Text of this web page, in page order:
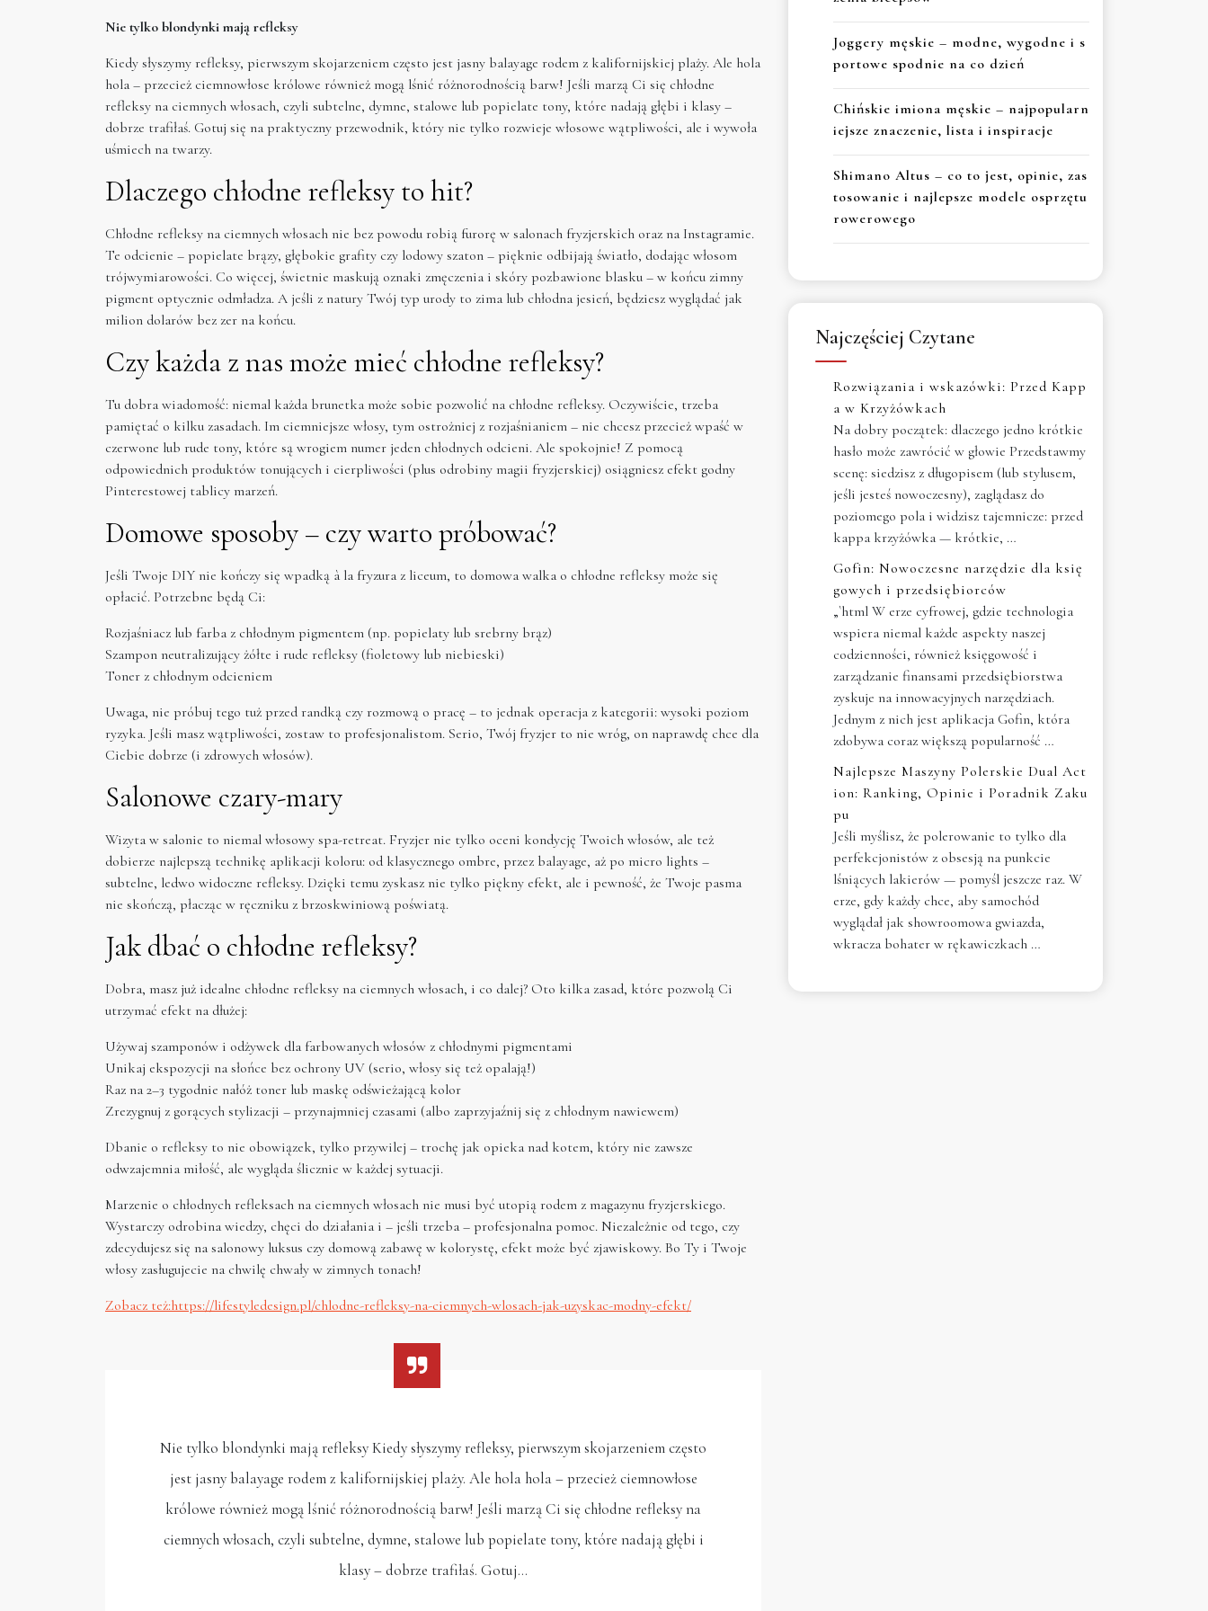
Nie tylko blondynki mają refleksy
Kiedy słyszymy refleksy, pierwszym skojarzeniem często jest jasny balayage rodem z kalifornijskiej plaży. Ale hola
hola – przecież ciemnowłose królowe również mogą lśnić różnorodnością barw! Jeśli marzą Ci się chłodne
refleksy na ciemnych włosach, czyli subtelne, dymne, stalowe lub popielate tony, które nadają głębi i klasy –
dobrze trafiłaś. Gotuj się na praktyczny przewodnik, który nie tylko rozwieje włosowe wątpliwości, ale i wywoła
uśmiech na twarzy.
Dlaczego chłodne refleksy to hit?
Chłodne refleksy na ciemnych włosach nie bez powodu robią furorę w salonach fryzjerskich oraz na Instagramie.
Te odcienie – popielate brązy, głębokie grafity czy lodowy szaton – pięknie odbijają światło, dodając włosom
trójwymiarowości. Co więcej, świetnie maskują oznaki zmęczenia i skóry pozbawione blasku – w końcu zimny
pigment optycznie odmładza. A jeśli z natury Twój typ urody to zima lub chłodna jesień, będziesz wyglądać jak
milion dolarów bez zer na końcu.
Czy każda z nas może mieć chłodne refleksy?
Tu dobra wiadomość: niemal każda brunetka może sobie pozwolić na chłodne refleksy. Oczywiście, trzeba
pamiętać o kilku zasadach. Im ciemniejsze włosy, tym ostrożniej z rozjaśnianiem – nie chcesz przecież wpaść w
czerwone lub rude tony, które są wrogiem numer jeden chłodnych odcieni. Ale spokojnie! Z pomocą
odpowiednich produktów tonujących i cierpliwości (plus odrobiny magii fryzjerskiej) osiągniesz efekt godny
Pinterestowej tablicy marzeń.
Domowe sposoby – czy warto próbować?
Jeśli Twoje DIY nie kończy się wpadką à la fryzura z liceum, to domowa walka o chłodne refleksy może się
opłacić. Potrzebne będą Ci:
Rozjaśniacz lub farba z chłodnym pigmentem (np. popielaty lub srebrny brąz)
Szampon neutralizujący żółte i rude refleksy (fioletowy lub niebieski)
Toner z chłodnym odcieniem
Uwaga, nie próbuj tego tuż przed randką czy rozmową o pracę – to jednak operacja z kategorii: wysoki poziom
ryzyka. Jeśli masz wątpliwości, zostaw to profesjonalistom. Serio, Twój fryzjer to nie wróg, on naprawdę chce dla
Ciebie dobrze (i zdrowych włosów).
Salonowe czary-mary
Wizyta w salonie to niemal włosowy spa-retreat. Fryzjer nie tylko oceni kondycję Twoich włosów, ale też
dobierze najlepszą technikę aplikacji koloru: od klasycznego ombre, przez balayage, aż po micro lights –
subtelne, ledwo widoczne refleksy. Dzięki temu zyskasz nie tylko piękny efekt, ale i pewność, że Twoje pasma
nie skończą, płacząc w ręczniku z brzoskwiniową poświatą.
Jak dbać o chłodne refleksy?
Dobra, masz już idealne chłodne refleksy na ciemnych włosach, i co dalej? Oto kilka zasad, które pozwolą Ci
utrzymać efekt na dłużej:
Używaj szamponów i odżywek dla farbowanych włosów z chłodnymi pigmentami
Unikaj ekspozycji na słońce bez ochrony UV (serio, włosy się też opalają!)
Raz na 2–3 tygodnie nałóż toner lub maskę odświeżającą kolor
Zrezygnuj z gorących stylizacji – przynajmniej czasami (albo zaprzyjaźnij się z chłodnym nawiewem)
Dbanie o refleksy to nie obowiązek, tylko przywilej – trochę jak opieka nad kotem, który nie zawsze
odwzajemnia miłość, ale wygląda ślicznie w każdej sytuacji.
Marzenie o chłodnych refleksach na ciemnych włosach nie musi być utopią rodem z magazynu fryzjerskiego.
Wystarczy odrobina wiedzy, chęci do działania i – jeśli trzeba – profesjonalna pomoc. Niezależnie od tego, czy
zdecydujesz się na salonowy luksus czy domową zabawę w kolorystę, efekt może być zjawiskowy. Bo Ty i Twoje
włosy zasługujecie na chwilę chwały w zimnych tonach!
Zobacz też:https://lifestyledesign.pl/chlodne-refleksy-na-ciemnych-wlosach-jak-uzyskac-modny-efekt/
Nie tylko blondynki mają refleksy Kiedy słyszymy refleksy, pierwszym skojarzeniem często
jest jasny balayage rodem z kalifornijskiej plaży. Ale hola hola – przecież ciemnowłose
królowe również mogą lśnić różnorodnością barw! Jeśli marzą Ci się chłodne refleksy na
ciemnych włosach, czyli subtelne, dymne, stalowe lub popielate tony, które nadają głębi i
klasy – dobrze trafiłaś. Gotuj…
Joggery męskie – modne, wygodne i s
portowe spodnie na co dzień
Chińskie imiona męskie – najpopularn
iejsze znaczenie, lista i inspiracje
Shimano Altus – co to jest, opinie, zas
tosowanie i najlepsze modele osprzętu
rowerowego
Najczęściej Czytane
Rozwiązania i wskazówki: Przed Kapp
a w Krzyżówkach
Na dobry początek: dlaczego jedno krótkie
hasło może zawrócić w głowie Przedstawmy
scenę: siedzisz z długopisem (lub stylusem,
jeśli jesteś nowoczesny), zaglądasz do
poziomego pola i widzisz tajemnicze: przed
kappa krzyżówka — krótkie, …
Gofin: Nowoczesne narzędzie dla księ
gowych i przedsiębiorców
„`html W erze cyfrowej, gdzie technologia
wspiera niemal każde aspekty naszej
codzienności, również księgowość i
zarządzanie finansami przedsiębiorstwa
zyskuje na innowacyjnych narzędziach.
Jednym z nich jest aplikacja Gofin, która
zdobywa coraz większą popularność …
Najlepsze Maszyny Polerskie Dual Act
ion: Ranking, Opinie i Poradnik Zaku
pu
Jeśli myślisz, że polerowanie to tylko dla
perfekcjonistów z obsesją na punkcie
lśniących lakierów — pomyśl jeszcze raz. W
erze, gdy każdy chce, aby samochód
wyglądał jak showroomowa gwiazda,
wkracza bohater w rękawiczkach …